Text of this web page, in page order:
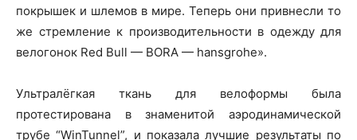
покрышек и шлемов в мире. Теперь они привнесли то
же стремление к производительности в одежду для
велогонок Red Bull — BORA — hansgrohe».
Ультралёгкая ткань для велоформы была
протестирована в знаменитой аэродинамической
трубе “WinTunnel”, и показала лучшие результаты по